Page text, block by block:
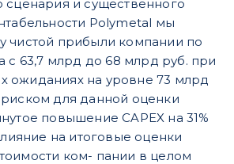
сценария и существенного
Polymetal мы
чистой прибыли компании по
с 63,7 млрд до 68 млрд руб. при
ожиданиях на уровне 73 млрд
для данной оценки
повышение CAPEX на 31%
на итоговые оценки
ком- пании в целом